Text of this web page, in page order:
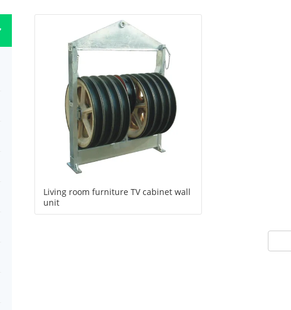
Living
Dining
Equipamentos
Living room furniture TV cabinet wall
unit